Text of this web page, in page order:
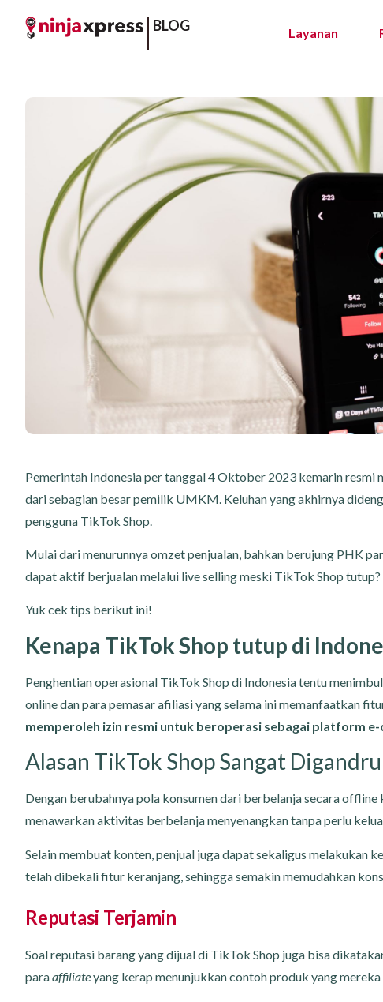
BLOG Layanan
Pemerintah Indonesia per tanggal 4 Oktober 2023 kemarin resmi
dari sebagian besar pemilik UMKM. Keluhan yang akhirnya
pengguna TikTok Shop.
Mulai dari menurunnya omzet penjualan, bahkan berujung PHK
dapat aktif berjualan melalui live selling meski TikTok Shop tutup?
Yuk cek tips berikut ini!
Kenapa TikTok Shop tutup di
Penghentian operasional TikTok Shop di Indonesia tentu
online dan para pemasar afiliasi yang selama ini memanfaatkan
memperoleh izin resmi untuk beroperasi sebagai platform e-
Alasan TikTok Shop Sangat
Dengan berubahnya pola konsumen dari berbelanja secara
menawarkan aktivitas berbelanja menyenangkan tanpa perlu
Selain membuat konten, penjual juga dapat sekaligus melakukan
telah dibekali fitur keranjang, sehingga semakin memudahkan
Reputasi Terjamin
Soal reputasi barang yang dijual di TikTok Shop juga bisa
paraaffiliateyang kerap menunjukkan contoh produk yang mereka